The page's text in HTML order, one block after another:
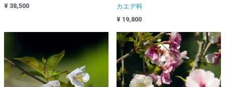
¥ 38,500
カエデ科
¥ 19,800